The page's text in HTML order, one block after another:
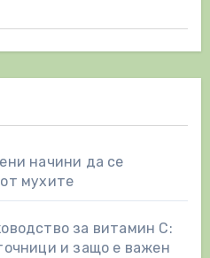
начини да се
мухите
за витамин С:
и защо е важен